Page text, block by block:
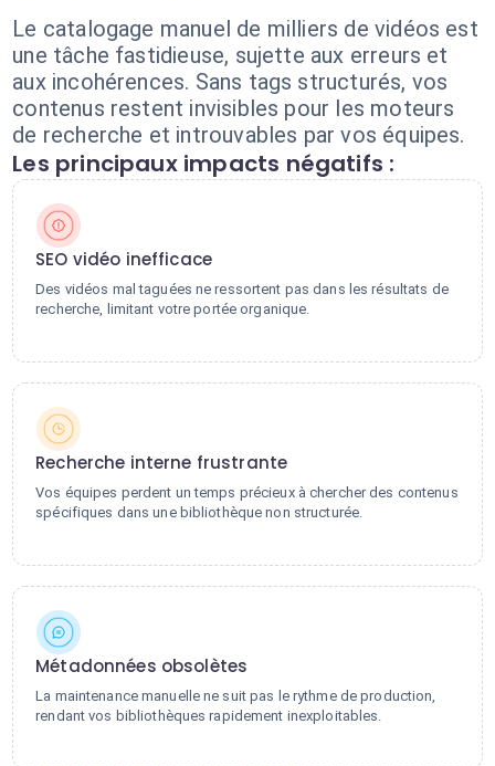
Le catalogage manuel de milliers de vidéos est
une tâche fastidieuse, sujette aux erreurs et
aux incohérences. Sans tags structurés, vos
contenus restent invisibles pour les moteurs
de recherche et introuvables par vos équipes.
Les principaux impacts négatifs :
SEO vidéo inefficace
Des vidéos mal taguées ne ressortent pas dans les résultats de
recherche, limitant votre portée organique.
Recherche interne frustrante
Vos équipes perdent un temps précieux à chercher des contenus
spécifiques dans une bibliothèque non structurée.
Métadonnées obsolètes
La maintenance manuelle ne suit pas le rythme de production,
rendant vos bibliothèques rapidement inexploitables.